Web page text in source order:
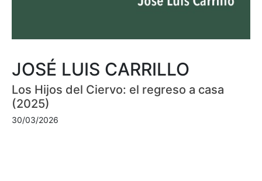
JOSÉ LUIS CARRILLO
Los Hijos del Ciervo: el regreso a casa
(2025)
30/03/2026